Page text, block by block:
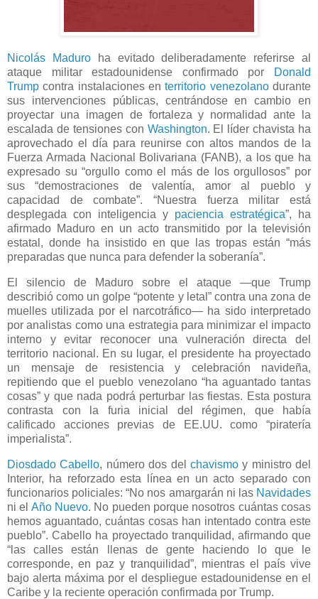
Nicolás Maduroha evitado deliberadamente referirse al
ataque militar estadounidense confirmado por
Donald
Trump contra instalaciones enterritorio venezolanodurante
sus intervenciones públicas, centrándose en cambio en
proyectar una imagen de fortaleza y normalidad ante la
escalada de tensiones con Washington. El líder chavista ha
aprovechado el día para reunirse con altos mandos de la
Fuerza Armada Nacional Bolivariana (FANB), a los que ha
expresado su “orgullo como el más de los orgullosos” por
sus “demostraciones de valentía, amor al pueblo y
capacidad de combate”. “Nuestra fuerza militar está
desplegada con inteligencia y paciencia estratégica”, ha
afirmado Maduro en un acto transmitido por la televisión
estatal, donde ha insistido en que las tropas están “más
preparadas que nunca para defender la soberanía”.
El silencio de Maduro sobre el ataque —que Trump
describió como un golpe “potente y letal” contra una zona de
muelles utilizada por el narcotráfico— ha sido interpretado
por analistas como una estrategia para minimizar el impacto
interno y evitar reconocer una vulneración directa del
territorio nacional. En su lugar, el presidente ha proyectado
un mensaje de resistencia y celebración navideña,
repitiendo que el pueblo venezolano “ha aguantado tantas
cosas” y que nada podrá perturbar las fiestas. Esta postura
contrasta con la furia inicial del régimen, que había
calificado acciones previas de EE.UU. como “piratería
imperialista”.
Diosdado Cabello, número dos del chavismoy ministro del
Interior, ha reforzado esta línea en un acto separado con
funcionarios policiales: “No nos amargarán ni las Navidades
ni el Año Nuevo. No pueden porque nosotros cuántas cosas
hemos aguantado, cuántas cosas han intentado contra este
pueblo”. Cabello ha proyectado tranquilidad, afirmando que
“las calles están llenas de gente haciendo lo que le
corresponde, en paz y tranquilidad”, mientras el país vive
bajo alerta máxima por el despliegue estadounidense en el
Caribe y la reciente operación confirmada por Trump.